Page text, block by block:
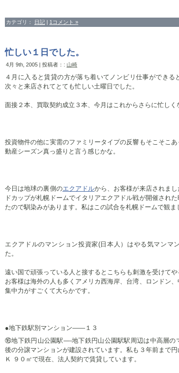
カテゴリ： 日記 | 1コメント »
忙しい１日でした。
4月 9th, 2005 | 投稿者：: 山崎
４月に入ると賃貸の方が落ち着いてノンビリ仕事ができ
次々と来店されてとても忙しい土曜日でした。
面接２本、買取契約成立３本、今月はこれからさらに忙しく
投資物件の他に実需のファミリータイプの反響もそこそこ
動産シーズン真っ盛りと言う感じかな。
今日は地球の裏側のエクアドルから、お客様が来店されま
ドカップが札幌ドームでイタリアエクアドル戦が開催され
たので馴染みがあります。私はこの試合を札幌ドームで観ま
エクアドルのマンション投資家(日本人）はやる気マンマ
た。
遠い国で頑張っている人と接するとこちらも刺激を受けて
お客様は海外の人も多くアメリカ西海岸、台湾、ロンドン
集中力がすごくて大らかです。
●地下鉄駅別マンション——１３
⑯地下鉄円山公園駅—-地下鉄円山公園駅駅周辺は中高層の
後の分譲マンションが建設されています。私も３年前まで
Ｋ ９０㎡で現在、法人契約で賃貸しています。